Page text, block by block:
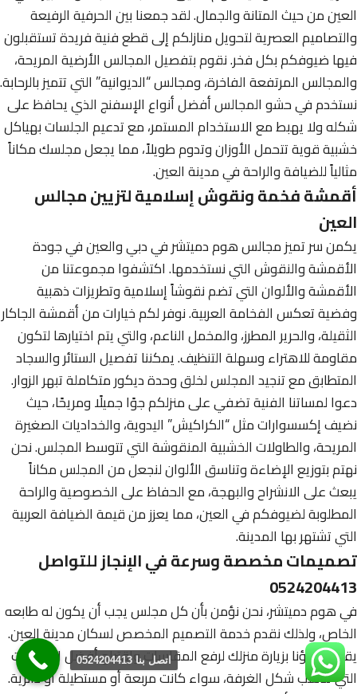
العين من حيث المتانة والجمال. لقد جمعنا بين الحرفية الرفيعة
والتصاميم العصرية لتحويل منازلكم إلى قطع فنية فريدة تستقبلون
فيها ضيوفكم بكل فخر. نقوم بتفصيل المجالس الأرضية المريحة،
والمجالس المرتفعة الفاخرة، ومجالس “الديوانية” التي تتميز بالرحابة.
نستخدم في حشو المجالس أفضل أنواع الإسفنج الذي يحافظ على
شكله ولا يهبط مع الاستخدام المستمر، مع تدعيم الجلسات بهياكل
خشبية قوية تتحمل الأوزان وتدوم طويلاً، مما يجعل مجلسك مكاناً
مثالياً للضيافة والراحة في مدينة العين.
أقمشة فخمة ونقوش إسلامية لتزيين مجالس
العين
يكمن سر تميز مجالس هوم دميتشر في دبي والعين في جودة
الأقمشة والنقوش التي نستخدمها. اكتشفوا مجموعتنا من
الأقمشة والألوان التي تضم نقوشاً إسلامية وتطريزات ذهبية
وفضية تعكس الفخامة العربية. نوفر لكم خيارات من أقمشة الجاكار
الثقيلة، والحرير المطرز، والمخمل الناعم، والتي يتم اختيارها لتكون
مقاومة للاهتراء وسهلة التنظيف. يمكننا تفصيل الستائر والسجاد
المتطابق مع تنجيد المجلس لخلق وحدة ديكور متكاملة تبهر الزوار.
دعوا لمساتنا الفنية تضفي على منزلكم جوًا جميلًا ومريحًا، حيث
نضيف إكسسوارات مثل “الكراكيش” اليدوية، والخداديات الصغيرة
المريحة، والطاولات الخشبية المنقوشة التي تتوسط المجلس. نحن
نهتم بتوزيع الإضاءة وتناسق الألوان لنجعل من المجلس مكاناً
يبعث على الانشراح والبهجة، مع الحفاظ على الخصوصية والراحة
المطلوبة لضيوفكم في العين، مما يعزز من قيمة الضيافة العربية
التي تشتهر بها المدينة.
تصميمات مخصصة وسرعة في الإنجاز للتواصل
0524204413
في هوم دميتشر، نحن نؤمن بأن كل مجلس يجب أن يكون له طابعه
الخاص، ولذلك نقدم خدمة التصميم المخصص لسكان مدينة العين.
يقوم خبراؤنا بزيارة منزلك لرفع المقاسات واقتراح أفضل التوزيعات
التي تناسب شكل الغرفة، سواء كانت مربعة أو مستطيلة أو دائرية.
اتصل بنا 0524204413